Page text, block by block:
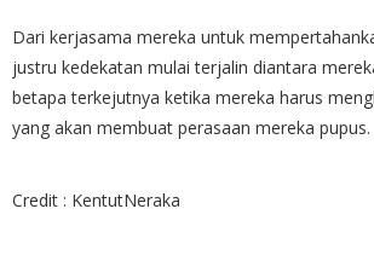
Dari kerjasama mereka untuk
justru kedekatan mulai terjalin diantara
betapa terkejutnya ketika mereka harus
yang akan membuat perasaan mereka pupus.
Credit : KentutNeraka